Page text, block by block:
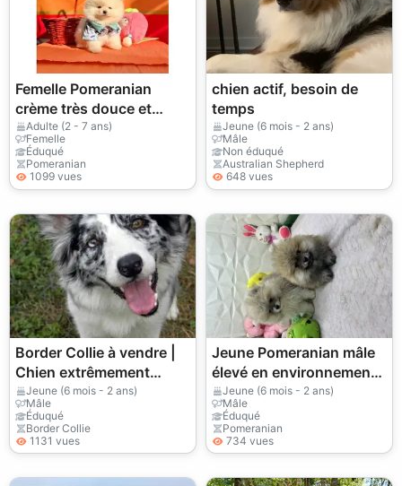
Femelle Pomeranian
crème très douce et
sociable
Adulte (2 - 7 ans)
Femelle
Éduqué
Pomeranian
1099 vues
chien actif, besoin de
temps
Jeune (6 mois - 2 ans)
Mâle
Non éduqué
Australian Shepherd
648 vues
Border Collie à vendre |
Chien extrêmement
intelligent et très
obéissant
Jeune (6 mois - 2 ans)
Mâle
Éduqué
Border Collie
1131 vues
Jeune Pomeranian mâle
élevé en environnement
familial
Jeune (6 mois - 2 ans)
Mâle
Éduqué
Pomeranian
734 vues